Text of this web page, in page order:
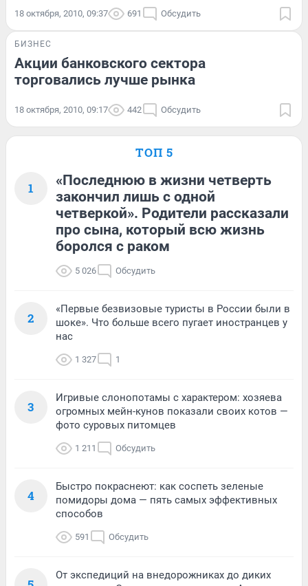
18 октября, 2010, 09:37 691 Обсудить
БИЗНЕС
Акции банковского сектора
торговались лучше рынка
18 октября, 2010, 09:17 442 Обсудить
ТОП 5
1
«Последнюю в жизни четверть
закончил лишь с одной
четверкой». Родители рассказали
про сына, который всю жизнь
боролся с раком
5 026 Обсудить
2
«Первые безвизовые туристы в России были в
шоке». Что больше всего пугает иностранцев у
нас
1 327 1
3
Игривые слонопотамы с характером: хозяева
огромных мейн-кунов показали своих котов —
фото суровых питомцев
1 211 Обсудить
4
Быстро покраснеют: как соспеть зеленые
помидоры дома — пять самых эффективных
способов
591 Обсудить
От экспедиций на внедорожниках до диких